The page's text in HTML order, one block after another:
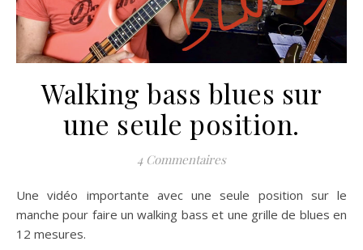
Walking bass blues sur
une seule position.
4 Commentaires
Une vidéo importante avec une seule position sur le
manche pour faire un walking bass et une grille de blues en
12 mesures.